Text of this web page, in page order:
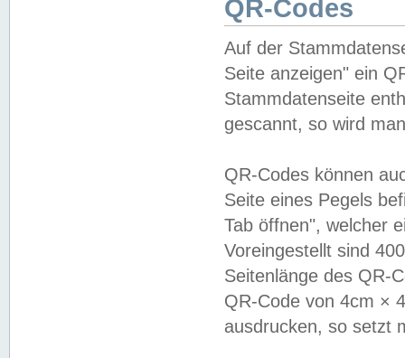
QR-Codes
Auf der
Seite anzeigen" ein
Stammdatenseite
gescannt, so wird
QR-Codes können
Seite eines Pegels
Tab öffnen", welcher
Voreingestellt sind
Seitenlänge des QR-
QR-Code von 4cm ×
ausdrucken, so setzt